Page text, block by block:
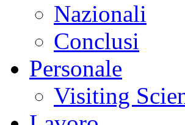
Nazionali
Conclusi
Personale
Visiting